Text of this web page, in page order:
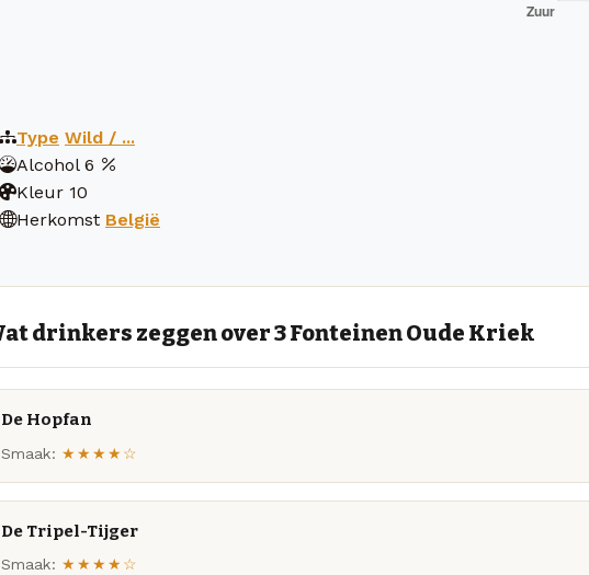
Type Wild / ...
Alcohol 6
Kleur 10
Herkomst België
drinkers zeggen over 3 Fonteinen Oude Kriek
De Hopfan
Smaak: ★★★★☆
De Tripel-Tijger
Smaak: ★★★★☆